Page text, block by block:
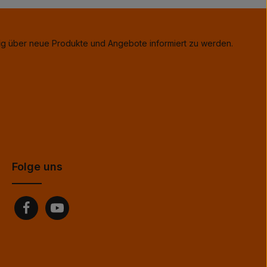
über neue Produkte und Angebote informiert zu werden.
Folge uns